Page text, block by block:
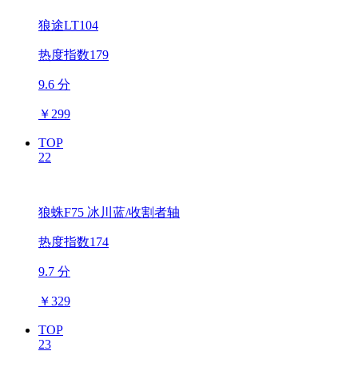
狼途LT104
热度指数179
9.6 分
￥ 299
TOP
22
狼蛛F75 冰川蓝/收割者轴
热度指数174
9.7 分
￥329
TOP
23